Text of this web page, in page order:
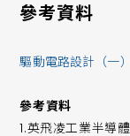
參考資料
驅動電路設計（一
參考資料
1.英飛凌工業半導